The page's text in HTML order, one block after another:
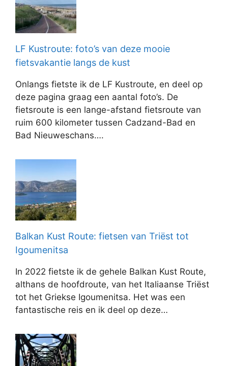
LF Kustroute: foto’s van deze mooie
fietsvakantie langs de kust
Onlangs fietste ik de LF Kustroute, en deel op
deze pagina graag een aantal foto’s. De
fietsroute is een lange-afstand fietsroute van
ruim 600 kilometer tussen Cadzand-Bad en
Bad Nieuweschans….
Balkan Kust Route: fietsen van Triëst tot
Igoumenitsa
In 2022 fietste ik de gehele Balkan Kust Route,
althans de hoofdroute, van het Italiaanse Triëst
tot het Griekse Igoumenitsa. Het was een
fantastische reis en ik deel op deze…